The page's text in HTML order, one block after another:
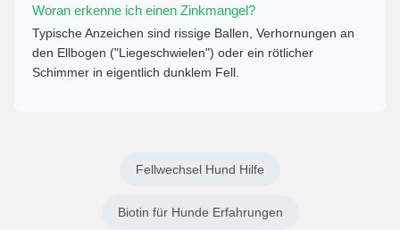
Woran erkenne ich einen Zinkmangel?
Typische Anzeichen sind rissige Ballen, Verhornungen an
den Ellbogen ("Liegeschwielen") oder ein rötlicher
Schimmer in eigentlich dunklem Fell.
Fellwechsel Hund Hilfe
Biotin für Hunde Erfahrungen